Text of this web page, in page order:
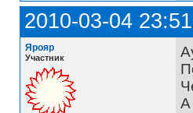
2010-03-04
Ярояр
Участник
А